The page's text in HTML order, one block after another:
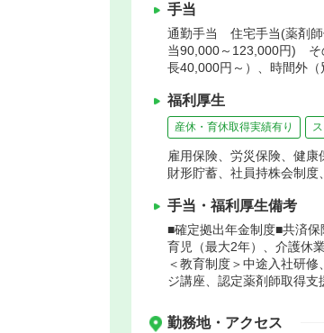
手当
通勤手当 住宅手当(薬剤
当90,000～123,000円) そ
長40,000円～）、時間外（
福利厚生
産休・育休取得実績有り
雇用保険、労災保険、健
財形貯蓄、社員持株会制度
手当・福利厚生備考
■確定拠出年金制度■共済
育児（最大2年）、介護休
＜教育制度＞中途入社研
ジ講座、認定薬剤師取得
勤務地・アクセス